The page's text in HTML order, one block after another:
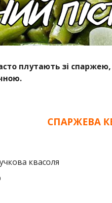
плутають зі
СПАРЖЕВА
квасоля